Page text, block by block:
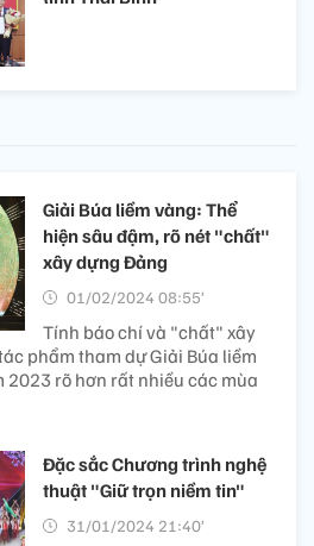
Giải Búa liềm vàng: Thể
hiện sâu đậm, rõ nét "chất"
xây dựng Đảng
01/02/2024 08:55’
Tính báo chí và "chất" xây
phẩm tham dự Giải Búa liềm
2023 rõ hơn rất nhiều các mùa
Đặc sắc Chương trình nghệ
thuật "Giữ trọn niềm tin"
31/01/2024 21:40’